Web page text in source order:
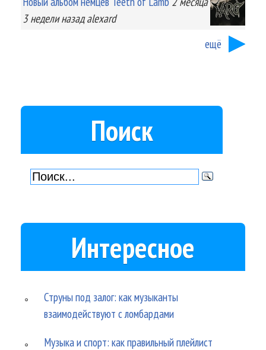
3 неделиназад alexard
ещё
Поиск
Интересное
Струны под залог: как музыканты
взаимодействуют с ломбардами
Музыка и спорт: как правильный плейлист